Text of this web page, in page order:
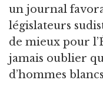
un journal
législateurs
de mieux pour
jamais oublier
d’hommes